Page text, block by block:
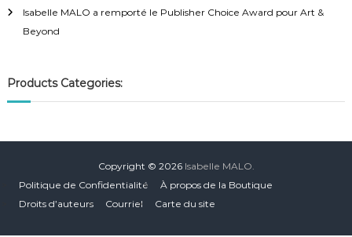
Isabelle MALO a remporté le Publisher Choice Award pour Art &
Beyond
Products Categories:
Copyright © 2026 Isabelle MALO.
Politique de Confidentialité
À propos de la Boutique
Droits d’auteurs
Courriel Carte du site